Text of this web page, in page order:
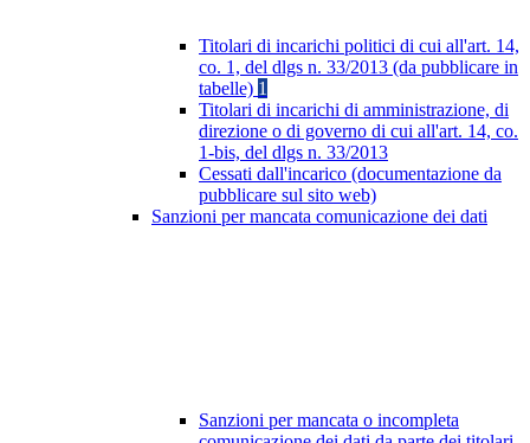
Titolari di incarichi politici di cui all'art. 14,
co. 1, del dlgs n. 33/2013 (da pubblicare in
tabelle) 1
Titolari di incarichi di amministrazione, di
direzione o di governo di cui all'art. 14, co.
1-bis, del dlgs n. 33/2013
Cessati dall'incarico (documentazione da
pubblicare sul sito web)
Sanzioni per mancata comunicazione dei dati
Sanzioni per mancata o incompleta